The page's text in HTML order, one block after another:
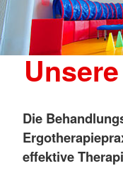
Die
effektive